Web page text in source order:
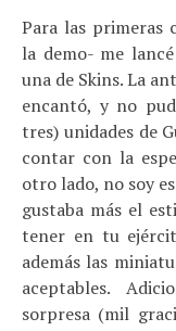
Para las primeras
la demo- me
una de Skins. La
encantó, y no
tres) unidades de
contar con la
otro lado, no soy
gustaba más el
tener en tu
además las
aceptables.
sorpresa (mil